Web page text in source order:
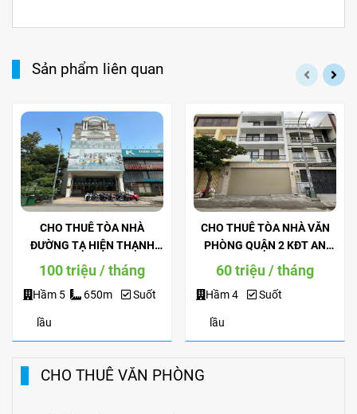
Sản phẩm liên quan
CHO THUÊ TÒA NHÀ
ĐƯỜNG TẠ HIỆN THẠNH
MỸ LỢI - ĐẢO KIM CƯƠNG
QUẬN 2
100 triệu / tháng
Hầm 5
lầu
650m Suốt
CHO THUÊ TÒA NHÀ VĂN
PHÒNG QUẬN 2 KĐT AN
PHÚ AN KHÁNH HẦM 4 LẦU
60 triệu / tháng
Hầm 4
lầu
Suốt
CHO THUÊ VĂN PHÒNG